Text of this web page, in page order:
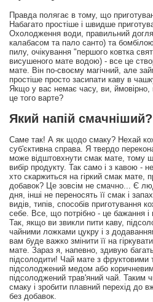
Правда полягає в тому, що
Набагато простіше і швидше
Охолодження води, правильний
калабасом та пало санто) та
пилу, очікування "першого ковтка
висушеного мате водою) - все це
мате. Він по-своєму магічний, але
простіше просто засипати каву в
Якщо у вас немає часу, ви, ймовірно,
це того варте?
Який напій смачніший?
Саме так! А як щодо смаку? Нехай
суб'єктивна справа. Я твердо
може відштовхнути смак мате, тому
вибір продукту. Так само і з кавою -
хто скаржиться на гіркий смак мате,
добавок? Це зовсім не смачно... Є
дня, інші не переносять її смак і
видів, типів, способів приготування
себе. Все, що потрібно - це бажання і
Так, якщо ви звикли пити каву,
чайними ложками цукру і з
вам буде важко змінити її на
мате. Зараз я, напевно, здивую
підсолодити! Чай мате з фруктовими
підсолоджений медом або
підсолоджений трав'яний чай. Таким
смаку і зробити плавний перехід до
без добавок.